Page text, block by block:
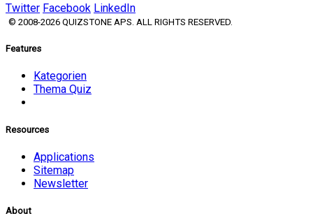
Twitter Facebook LinkedIn
© 2008-2026 QUIZSTONE APS. ALL RIGHTS RESERVED.
Features
Kategorien
Thema Quiz
Resources
Applications
Sitemap
Newsletter
About